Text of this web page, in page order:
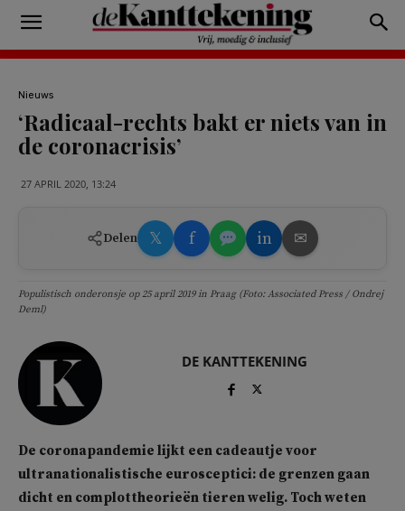
Nieuws
‘Radicaal-rechts bakt er niets van in
de coronacrisis’
27 APRIL 2020, 13:24
Delen 𝕏 f in ✉
Populistisch onderonsje op 25 april 2019 in Praag (Foto: Associated Press / Ondrej
Deml)
DE KANTTEKENING
De coronapandemie lijkt een cadeautje voor
ultranationalistische eurosceptici: de grenzen gaan
dicht en complottheorieën tieren welig. Toch weten